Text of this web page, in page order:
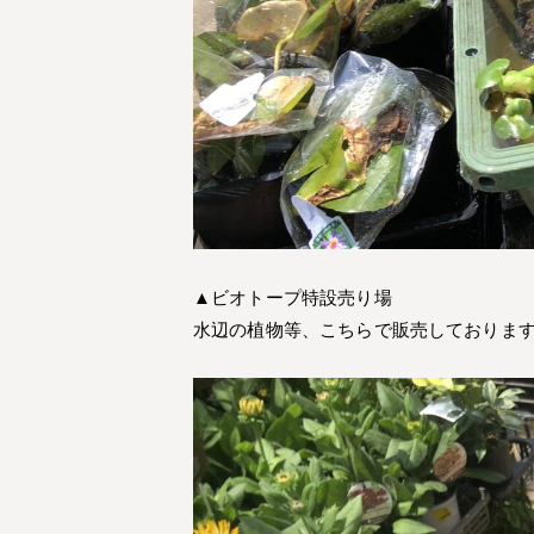
▲ビオトープ特設売り場
水辺の植物等、こちらで販売しておりま